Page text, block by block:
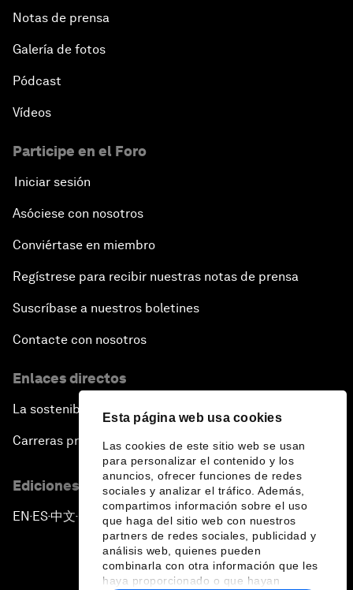
Esta página web usa cookies
Las cookies de este sitio web se usan
para personalizar el contenido y los
anuncios, ofrecer funciones de redes
sociales y analizar el tráfico. Además,
compartimos información sobre el uso
que haga del sitio web con nuestros
partners de redes sociales, publicidad y
análisis web, quienes pueden
combinarla con otra información que les
haya proporcionado o que hayan
Notas de prensa
Galería de fotos
Pódcast
Vídeos
Participe en el Foro
Iniciar sesión
Asóciese con nosotros
Conviértase en miembro
Regístrese para recibir nuestras notas de prensa
Suscríbase a nuestros boletines
Contacte con nosotros
Enlaces directos
La sostenibilidad en el Foro
Carreras profesionales
Ediciones en otros idiomas
EN ▪ ES▪中文▪ 日本語